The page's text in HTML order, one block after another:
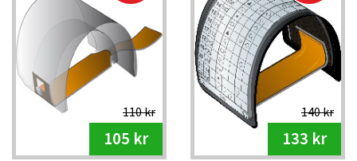
110 kr
105 kr
140 kr
133 kr